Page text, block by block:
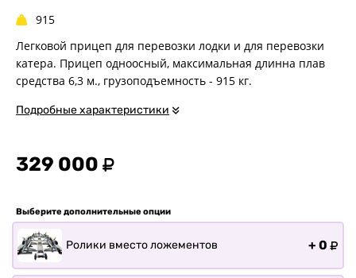
Прицепы для снегоходов
Прицепы для мотоциклов
Прицепы для лодок и
Прицепы для перевозки
байдарок, каноэ, САП
Запчасти
915
Легковой прицеп для перевозки лодки и для перевозки
катера. Прицеп одноосный, максимальная длинна плав
средства 6,3 м., грузоподъемность - 915 кг.
Подробные характеристики
329 000
Выберите дополнительные опции
Ролики вместо ложементов + 0